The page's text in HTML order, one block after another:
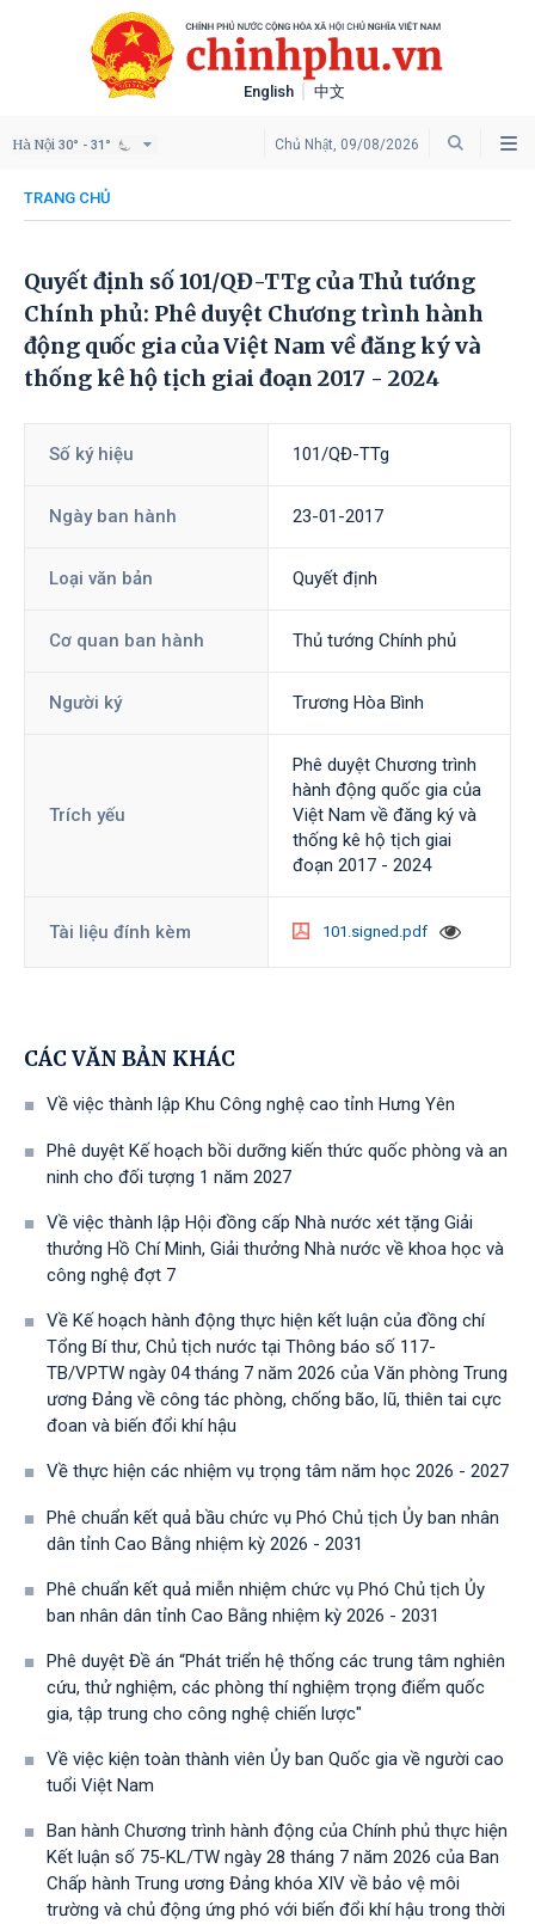
English 中文
Chủ Nhật, 09/08/2026
Hà Nội 30° - 31°
TRANG CHỦ
Quyết định số 101/QĐ-TTg của Thủ tướng
Chính phủ: Phê duyệt Chương trình hành
động quốc gia của Việt Nam về đăng ký và
thống kê hộ tịch giai đoạn 2017 - 2024
Số ký hiệu 101/QĐ-TTg
Ngày ban hành 23-01-2017
Loại văn bản Quyết định
Cơ quan ban hành Thủ tướng Chính phủ
Người ký Trương Hòa Bình
Trích yếu
Phê duyệt Chương trình
hành động quốc gia của
Việt Nam về đăng ký và
thống kê hộ tịch giai
đoạn 2017 - 2024
Tài liệu đính kèm 101.signed.pdf
CÁC VĂN BẢN KHÁC
Về việc thành lập Khu Công nghệ cao tỉnh Hưng Yên
Phê duyệt Kế hoạch bồi dưỡng kiến thức quốc phòng và an
ninh cho đối tượng 1 năm 2027
Về việc thành lập Hội đồng cấp Nhà nước xét tặng Giải
thưởng Hồ Chí Minh, Giải thưởng Nhà nước về khoa học và
công nghệ đợt 7
Về Kế hoạch hành động thực hiện kết luận của đồng chí
Tổng Bí thư, Chủ tịch nước tại Thông báo số 117-
TB/VPTW ngày 04 tháng 7 năm 2026 của Văn phòng Trung
ương Đảng về công tác phòng, chống bão, lũ, thiên tai cực
đoan và biến đổi khí hậu
Về thực hiện các nhiệm vụ trọng tâm năm học 2026 - 2027
Phê chuẩn kết quả bầu chức vụ Phó Chủ tịch Ủy ban nhân
dân tỉnh Cao Bằng nhiệm kỳ 2026 - 2031
Phê chuẩn kết quả miễn nhiệm chức vụ Phó Chủ tịch Ủy
ban nhân dân tỉnh Cao Bằng nhiệm kỳ 2026 - 2031
Phê duyệt Đề án “Phát triển hệ thống các trung tâm nghiên
cứu, thử nghiệm, các phòng thí nghiệm trọng điểm quốc
gia, tập trung cho công nghệ chiến lược"
Về việc kiện toàn thành viên Ủy ban Quốc gia về người cao
tuổi Việt Nam
Ban hành Chương trình hành động của Chính phủ thực hiện
Kết luận số 75-KL/TW ngày 28 tháng 7 năm 2026 của Ban
Chấp hành Trung ương Đảng khóa XIV về bảo vệ môi
trường và chủ động ứng phó với biến đổi khí hậu trong thời